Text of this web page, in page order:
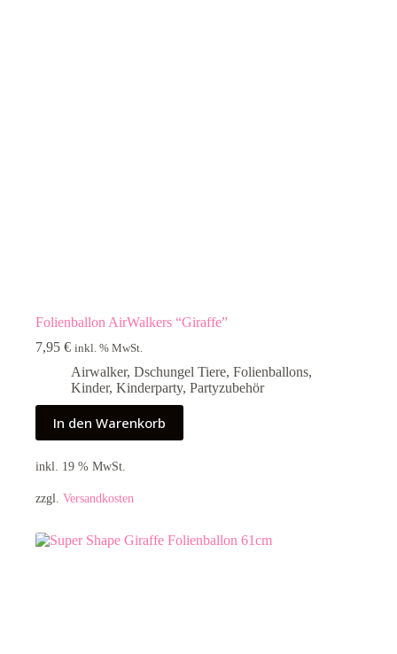
Folienballon AirWalkers “Giraffe”
7,95 € inkl. % MwSt.
Airwalker, Dschungel Tiere, Folienballons,
Kinder, Kinderparty, Partyzubehör
In den Warenkorb
inkl. 19 % MwSt.
zzgl. Versandkosten